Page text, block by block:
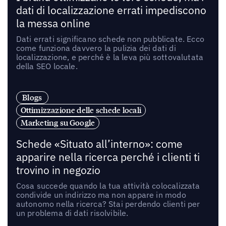
dati di localizzazione errati impediscono
la messa online
Dati errati significano schede non pubblicate. Ecco
come funziona davvero la pulizia dei dati di
localizzazione, e perché è la leva più sottovalutata
della SEO locale.
Blogs
Ottimizzazione delle schede locali
Marketing su Google
Schede «Situato all’interno»: come
apparire nella ricerca perché i clienti ti
trovino in negozio
Cosa succede quando la tua attività colocalizzata
condivide un indirizzo ma non appare in modo
autonomo nella ricerca? Stai perdendo clienti per
un problema di dati risolvibile.